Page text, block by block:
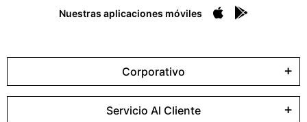
Nuestras aplicaciones móviles
Corporativo
Servicio Al Cliente